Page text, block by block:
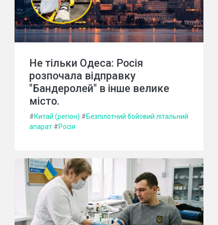
Не тільки Одеса: Росія
розпочала відправку
"Бандеролей" в інше велике
місто.
#Китай (регіон) #Безпілотний бойовий літальний
апарат #Росія